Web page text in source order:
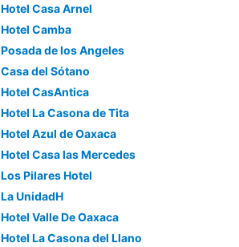
Hotel Casa Arnel
Hotel Camba
Posada de los Angeles
Casa del Sótano
Hotel CasAntica
Hotel La Casona de Tita
Hotel Azul de Oaxaca
Hotel Casa las Mercedes
Los Pilares Hotel
La UnidadH
Hotel Valle De Oaxaca
Hotel La Casona del Llano